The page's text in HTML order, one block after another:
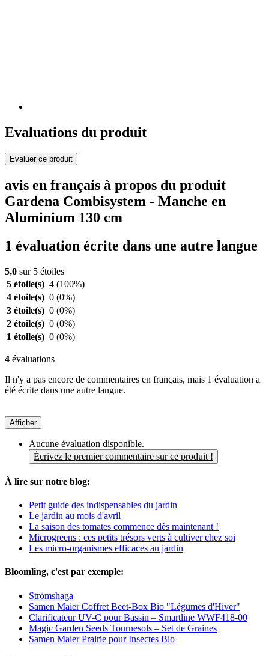
Evaluations du produit
Evaluer ce produit
avis en français à propos du produit
Gardena Combisystem - Manche en
Aluminium 130 cm
1 évaluation écrite dans une autre langue
5,0 sur 5 étoiles
5 étoile(s) 4 (100%)
4 étoile(s) 0 (0%)
3 étoile(s) 0 (0%)
2 étoile(s) 0 (0%)
1 étoile(s) 0 (0%)
4 évaluations
Il n'y a pas encore de commentaires en français, mais 1 évaluation a
été écrite dans une autre langue.
Afficher
Aucune évaluation disponible.
Écrivez le premier commentaire sur ce produit !
À lire sur notre blog:
Petit guide des indispensables du jardin
Le jardin au mois d'avril
La saison des tomates commence dès maintenant !
Microgreens : ces petits trésors verts à cultiver chez soi
Les micro-organismes efficaces au jardin
Bloomling, c'est par exemple:
Strömshaga
Samen Maier Coffret Beet-Box Bio "Légumes d'Hiver"
Clarificateur UV-C pour Bassin – Smartline WWF418-00
Magic Garden Seeds Tournesols – Set de Graines
Samen Maier Prairie pour Insectes Bio